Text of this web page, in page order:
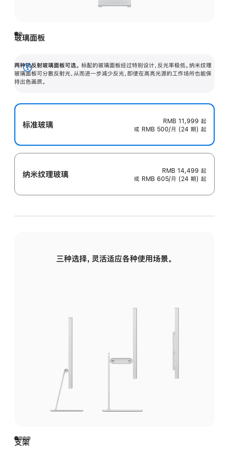
玻璃面板
两种抗反射玻璃面板可选。 标配的玻璃面板经过特别设计，反光率极低。纳米纹理
玻璃面板可分散反射光，从而进一步减少反光，即使在高亮光源的工作场所也能保
持出色画质。
展
开
标准玻璃 RMB 11,999 起
或 RMB 500/月 (24 期) 起
纳米纹理玻璃 RMB 14,499 起
或 RMB 605/月 (24 期) 起
三种选择，灵活适应各种使用场景。
支架